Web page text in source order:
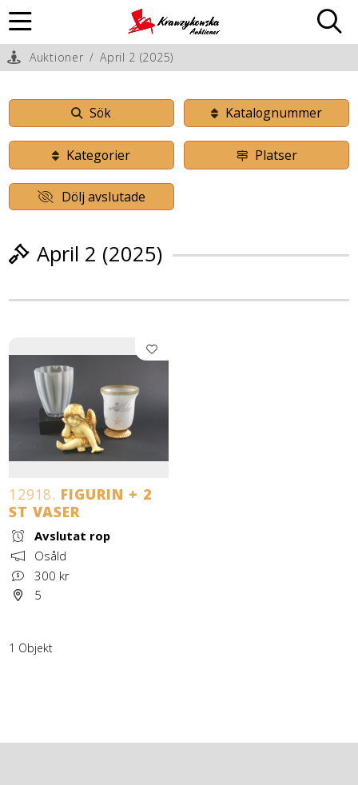
Auktioner / April 2 (2025)
Sök Katalognummer
Kategorier Platser
Dölj avslutade
April 2 (2025)
12918. FIGURIN + 2
ST VASER
Avslutat rop
Osåld
300 kr
5
1 Objekt